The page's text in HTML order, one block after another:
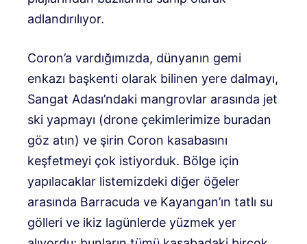
adlandırılıyor.
Coron’a vardığımızda, dünyanın gemi
enkazı başkenti olarak bilinen yere dalmayı,
Sangat Adası’ndaki mangrovlar arasında jet
ski yapmayı (drone çekimlerimize buradan
göz atın) ve şirin Coron kasabasını
keşfetmeyi çok istiyorduk. Bölge için
yapılacaklar listemizdeki diğer öğeler
arasında Barracuda ve Kayangan’ın tatlı su
gölleri ve ikiz lagünlerde yüzmek yer